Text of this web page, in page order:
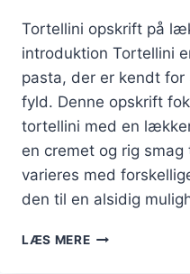
Tortellini opskrift på
introduktion Tortellini
pasta, der er kendt
fyld. Denne opskrift
tortellini med en
en cremet og rig
varieres med
den til en alsidig
LÆS MERETORTELLINI